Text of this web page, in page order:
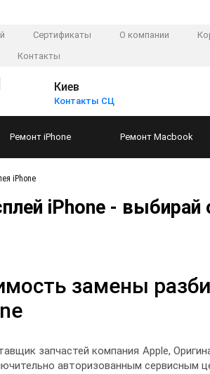
Сертификаты О компании
Контакты
Киев
Контакты СЦ
Ремонт iPhone Ремонт Macbook
iPhone
iPhone - выбирай
замены
запчастей компания Apple,
авторизованным сервисным